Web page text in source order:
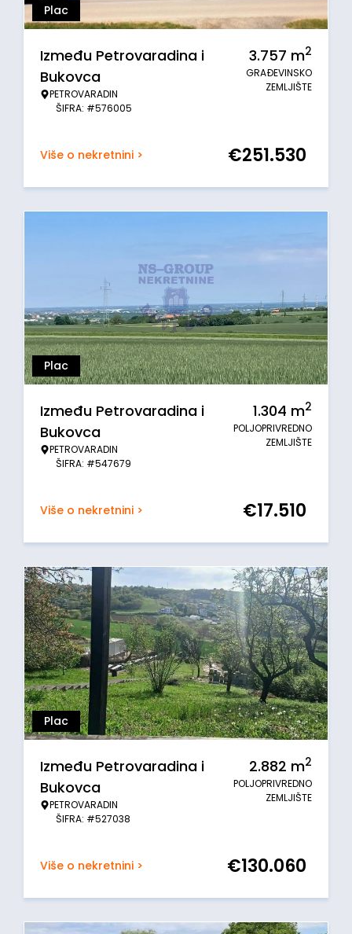
Plac
Između Petrovaradina i
Bukovca
PETROVARADIN
ŠIFRA: #576005
3.757 m2
GRAĐEVINSKO
ZEMLJIŠTE
Više o nekretnini > €251.530
Plac
Između Petrovaradina i
Bukovca
PETROVARADIN
ŠIFRA: #547679
1.304 m2
POLJOPRIVREDNO
ZEMLJIŠTE
Više o nekretnini > €17.510
Plac
Između Petrovaradina i
Bukovca
PETROVARADIN
ŠIFRA: #527038
2.882 m2
POLJOPRIVREDNO
ZEMLJIŠTE
Više o nekretnini > €130.060